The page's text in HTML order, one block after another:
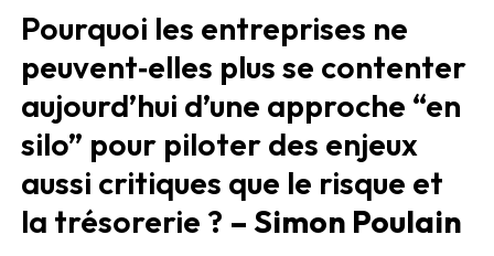
Pourquoi les entreprises ne
peuvent‑elles plus se contenter
aujourd’hui d’une approche “en
silo” pour piloter des enjeux
aussi critiques que le risque et
la trésorerie ? – Simon Poulain